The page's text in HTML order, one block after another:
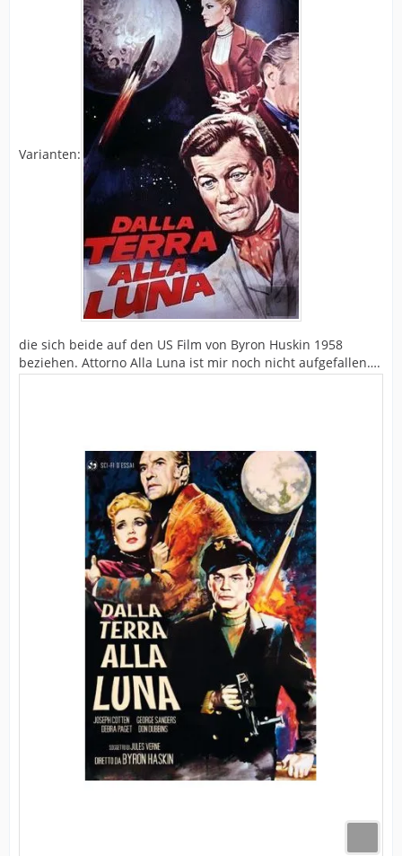
Varianten:
die sich beide auf den US Film von Byron Huskin 1958
beziehen. Attorno Alla Luna ist mir noch nicht aufgefallen….